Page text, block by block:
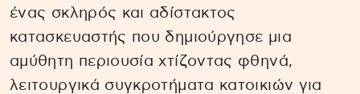
ένας σκληρός και αδίστακτος
κατασκευαστής που δημιούργησε μια
αμύθητη περιουσία χτίζοντας φθηνά,
λειτουργικά συγκροτήματα κατοικιών για